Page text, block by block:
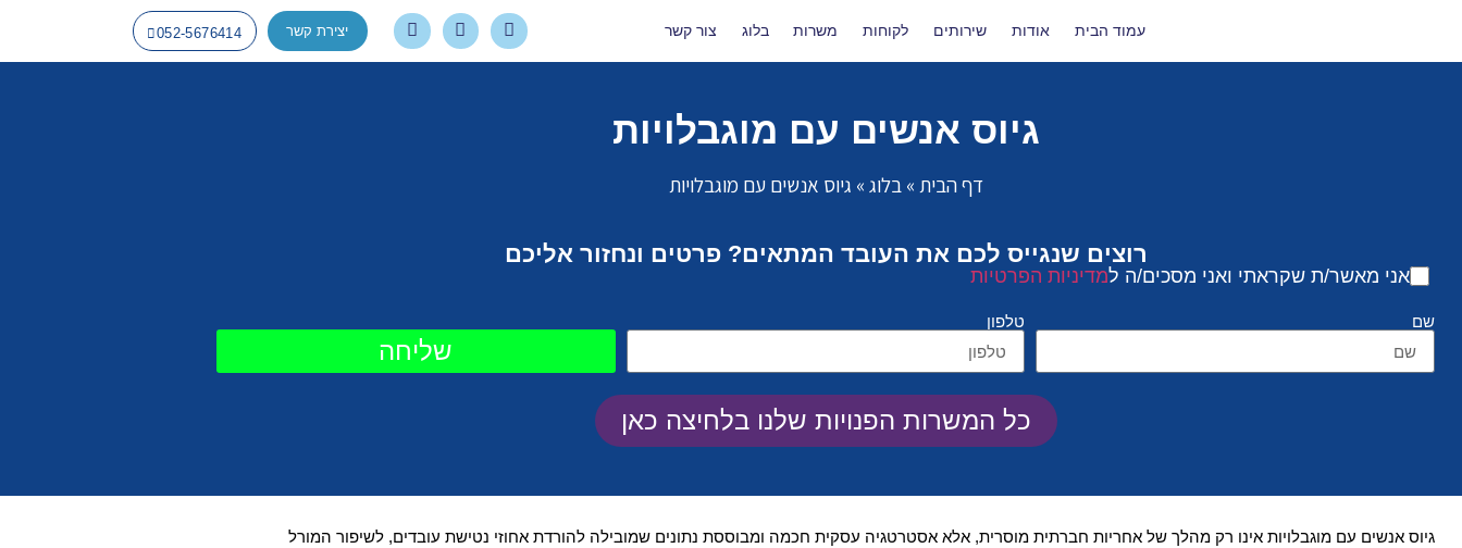
עמוד הבית אודות שירותים לקוחות משרות בלוג צור קשר יצירת קשר 052-5676414
גיוס אנשים עם מוגבלויות
דף הבית »בלוג » גיוס אנשים עם מוגבלויות
רוצים שנגייס לכם את העובד המתאים? פרטים ונחזור אליכם
אני מאשר/ת שקראתי ואני מסכים/ה למדיניות הפרטיות
שם טלפון
שליחה
כל המשרות הפנויות שלנו בלחיצה כאן
גיוס אנשים עם מוגבלויות אינו רק מהלך של אחריות חברתית מוסרית, אלא אסטרטגיה עסקית חכמה ומבוססת נתונים שמובילה להורדת אחוזי נטישת עובדים, לשיפור המורל